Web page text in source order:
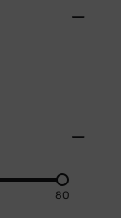
80